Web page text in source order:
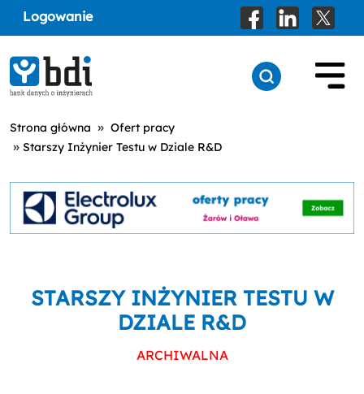
Logowanie
Strona główna » Ofert pracy
» Starszy Inżynier Testu w Dziale R&D
STARSZY INŻYNIER TESTU W
DZIALE R&D
ARCHIWALNA